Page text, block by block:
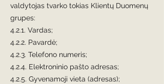
valdytojas tvarko tokias Klientų Duomenų
grupes:
4.2.1. Vardas;
4.2.2. Pavardė;
4.2.3. Telefono numeris;
4.2.4. Elektroninio pašto adresas;
4.2.5. Gyvenamoji vieta (adresas);